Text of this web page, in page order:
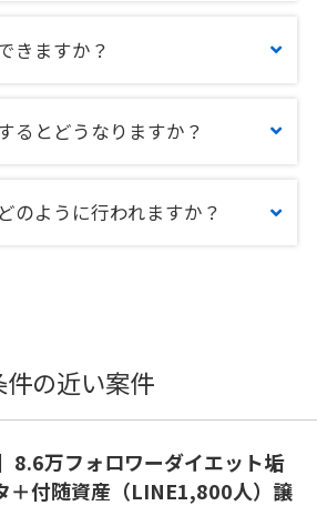
きますか？
るとどうなりますか？
のように行われますか？
件の近い案件
8.6万フォロワーダイエット垢
＋付随資産（LINE1,800人）譲